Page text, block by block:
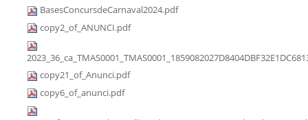
BasesConcursdeCarnaval2024.pdf
copy2_of_ANUNCI.pdf
copy21_of_Anunci.pdf
copy6_of_anunci.pdf